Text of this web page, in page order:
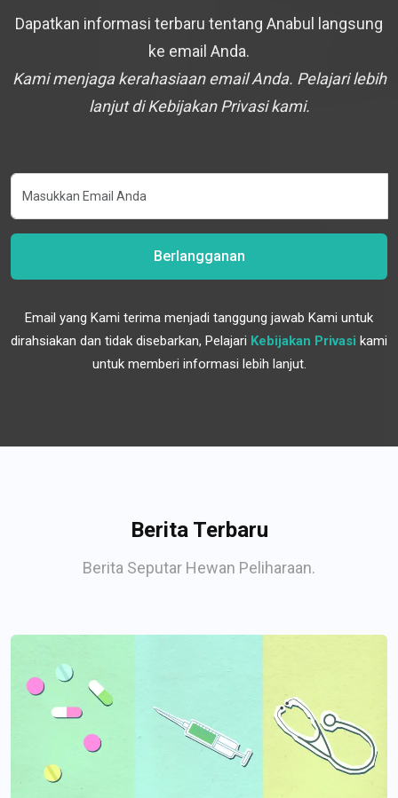
Dapatkan informasi terbaru tentang Anabul langsung
ke email Anda.
Kami menjaga kerahasiaan email Anda. Pelajari lebih
lanjut di Kebijakan Privasi kami.
Berlangganan
Email yang Kami terima menjadi tanggung jawab Kami untuk
dirahsiakan dan tidak disebarkan, Pelajari Kebijakan Privasi kami
untuk memberi informasi lebih lanjut.
Berita Terbaru
Berita Seputar Hewan Peliharaan.